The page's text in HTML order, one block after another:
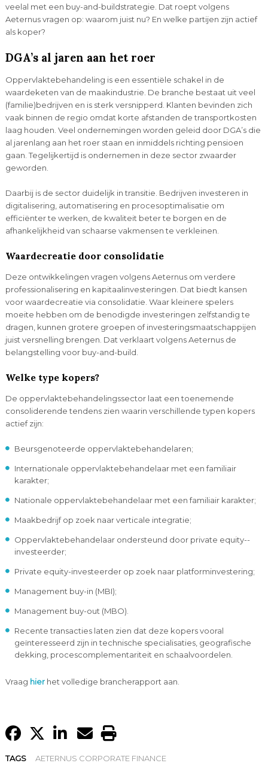
veelal met een buy-and-buildstrategie. Dat roept volgens
Aeternus vragen op: waarom juist nu? En welke partijen zijn actief
als koper?
DGA’s al jaren aan het roer
Oppervlaktebehandeling is een essentiële schakel in de
waardeketen van de maakindustrie. De branche bestaat uit veel
(familie)bedrijven en is sterk versnipperd. Klanten bevinden zich
vaak binnen de regio omdat korte afstanden de transportkosten
laag houden. Veel ondernemingen worden geleid door DGA’s die
al jarenlang aan het roer staan en inmiddels richting pensioen
gaan. Tegelijkertijd is ondernemen in deze sector zwaarder
geworden.
Daarbij is de sector duidelijk in transitie. Bedrijven investeren in
digitalisering, automatisering en procesoptimalisatie om
efficiënter te werken, de kwaliteit beter te borgen en de
afhankelijkheid van schaarse vakmensen te verkleinen.
Waardecreatie door consolidatie
Deze ontwikkelingen vragen volgens Aeternus om verdere
professionalisering en kapitaalinvesteringen. Dat biedt kansen
voor waardecreatie via consolidatie. Waar kleinere spelers
moeite hebben om de benodigde investeringen zelfstandig te
dragen, kunnen grotere groepen of investeringsmaatschappijen
juist versnelling brengen. Dat verklaart volgens Aeternus de
belangstelling voor buy-and-build.
Welke type kopers?
De oppervlaktebehandelingssector laat een toenemende
consoliderende tendens zien waarin verschillende typen kopers
actief zijn:
Beursgenoteerde oppervlaktebehandelaren;
Internationale oppervlaktebehandelaar met een familiair
karakter;
Nationale oppervlaktebehandelaar met een familiair karakter;
Maakbedrijf op zoek naar verticale integratie;
Oppervlaktebehandelaar ondersteund door private equity-­
investeerder;
Private equity­-investeerder op zoek naar platforminvestering;
Management buy­-in (MBI);
Management buy-­out (MBO).
Recente transacties laten zien dat deze kopers vooral
geïnteresseerd zijn in technische specialisaties, geografische
dekking, procescomplementariteit en schaalvoordelen.
Vraag hierhet volledige brancherapport aan.
TAGS AETERNUS CORPORATE FINANCE